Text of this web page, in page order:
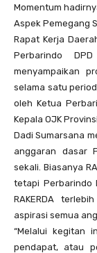
Momentum
Aspek Pemegang
Rapat Kerja
Perbarindo
menyampaikan
selama satu
oleh Ketua
Kepala OJK
Dadi Sumarsana
anggaran dasar
sekali. Biasanya
tetapi Perbarindo
RAKERDA
aspirasi semua
“Melalui kegitan
pendapat, atau